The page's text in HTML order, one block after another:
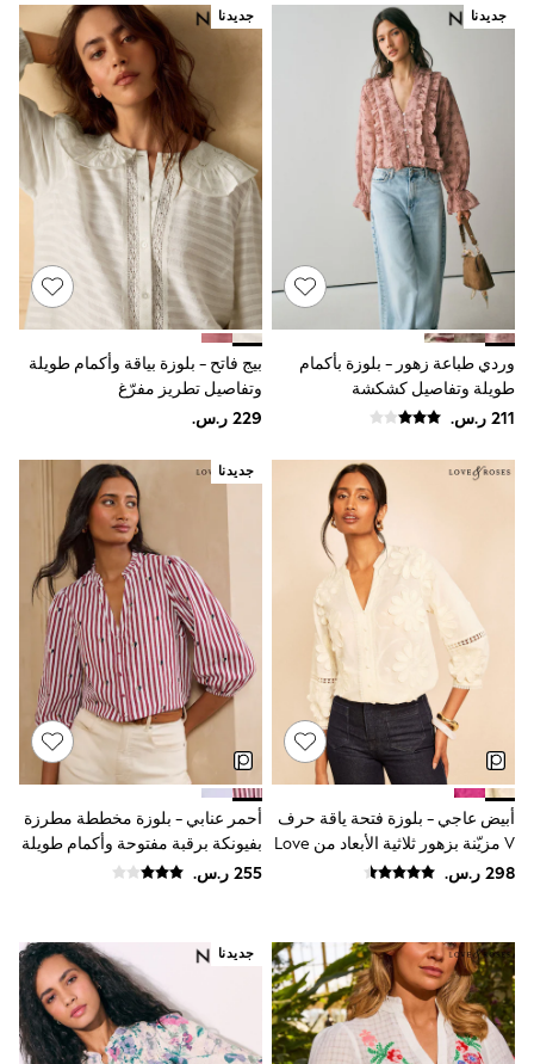
Smiggle
Eastpak
Bags & Backpacks
Caps
Belts
Jumpers
Polo Shirts
All Girls Sports & Swimwear
T-Shirts
Bags & Backpacks
Lunchboxes
Caps
Bags
Blouses
Shirts
Polo Shirts
GIRLS
E-Gift Card
New In
0-2 years
12-14 years
All Clothing
Coats & Jackets
Dresses
Holiday Shop
Jeans
Jumpsuits & Playsuits
All Girl's New In
Kid's Top Picks
Top & Bottom Sets
Summer Dresses
Polka Dots
THE SET
Knitwear
Occasionwear
Pants & Leggings
Schoolwear
Sets & Outfits
Shirts & Blouses
Shorts & Skirts
جديدنا
وردي طباعة زهور - بلوزة بأكمام
طويلة وتفاصيل كشكشة
جديدنا
بيج فاتح - بلوزة بياقة وأكمام طويلة
وتفاصيل تطريز مفرّغ
أبيض عاجي - بلوزة فتحة ياقة حرف
V مزيّنة بزهور ثلاثية الأبعاد من Love
& Roses
جديدنا
أحمر عنابي - بلوزة مخططة مطرزة
بفيونكة برقبة مفتوحة وأكمام طويلة
من Love & Roses
جديدنا